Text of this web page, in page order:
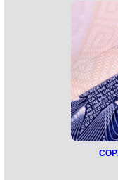
sənədlərin
İtaliya
Bu